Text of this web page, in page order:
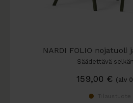
NARDI FOLIO nojatuoli
Säädettävä
159,00 € (alv